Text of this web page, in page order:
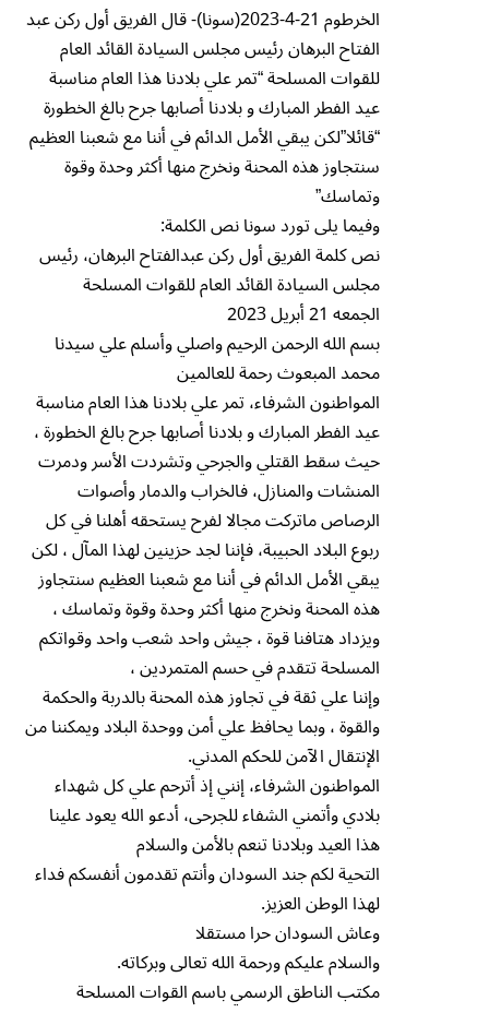
الخرطوم 21-4-2023(سونا)- قال الفريق أول ركن عبد
الفتاح البرهان رئيس مجلس السيادة القائد العام
للقوات المسلحة “تمر علي بلادنا هذا العام مناسبة
عيد الفطر المبارك و بلادنا أصابها جرح بالغ الخطورة
“قائلا”لكن يبقي الأمل الدائم في أننا مع شعبنا العظيم
سنتجاوز هذه المحنة ونخرج منها أكثر وحدة وقوة
وتماسك”
وفيما يلى تورد سونا نص الكلمة:
نص كلمة الفريق أول ركن عبدالفتاح البرهان، رئيس
مجلس السيادة القائد العام للقوات المسلحة
الجمعه 21 أبريل 2023
بسم الله الرحمن الرحيم واصلي وأسلم علي سيدنا
محمد المبعوث رحمة للعالمين
المواطنون الشرفاء، تمر علي بلادنا هذا العام مناسبة
عيد الفطر المبارك و بلادنا أصابها جرح بالغ الخطورة ،
حيث سقط القتلي والجرحي وتشردت الأسر ودمرت
المنشات والمنازل، فالخراب والدمار وأصوات
الرصاص ماتركت مجالا لفرح يستحقه أهلنا في كل
ربوع البلاد الحبيبة، فإننا لجد حزينين لهذا المآل ، لكن
يبقي الأمل الدائم في أننا مع شعبنا العظيم سنتجاوز
هذه المحنة ونخرج منها أكثر وحدة وقوة وتماسك ،
ويزداد هتافنا قوة ، جيش واحد شعب واحد وقواتكم
المسلحة تتقدم في حسم المتمردين ،
وإننا علي ثقة في تجاوز هذه المحنة بالدربة والحكمة
والقوة ، وبما يحافظ علي أمن ووحدة البلاد ويمكننا من
الإنتقال الآمن للحكم المدني.
المواطنون الشرفاء، إنني إذ أترحم علي كل شهداء
بلادي وأتمني الشفاء للجرحى، أدعو الله يعود علينا
هذا العيد وبلادنا تنعم بالأمن والسلام
التحية لكم جند السودان وأنتم تقدمون أنفسكم فداء
لهذا الوطن العزيز.
وعاش السودان حرا مستقلا
والسلام عليكم ورحمة الله تعالى وبركاته.
مكتب الناطق الرسمي باسم القوات المسلحة